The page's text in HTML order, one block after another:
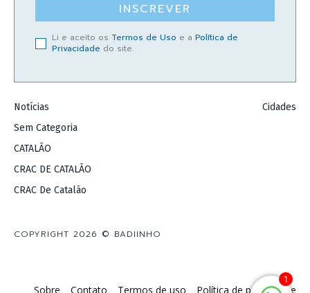
INSCREVER
Li e aceito os Termos de Uso e a Política de
Privacidade do site.
Notícias
Sem Categoria
CATALÃO
CRAC DE CATALÃO
CRAC De Catalão
Cidades
COPYRIGHT 2026 © BADIINHO
Sobre Contato Termos de uso Política de privacidade
1